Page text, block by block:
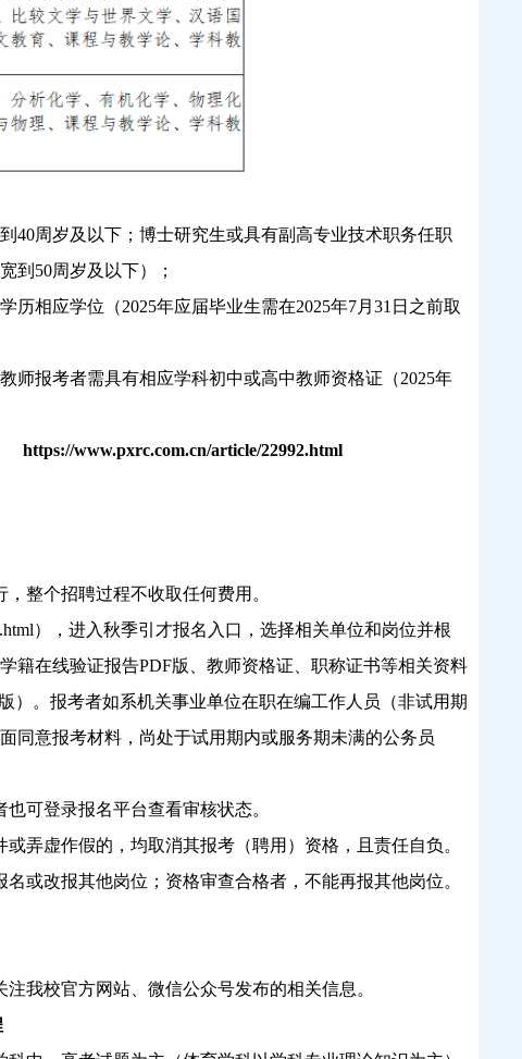
40周岁及以下；博士研究生或具有副高专业技术职务任职
到50周岁及以下）；
相应学位（2025年应届毕业生需在2025年7月31日之前取
报考者需具有相应学科初中或高中教师资格证（2025年
https://www.pxrc.com.cn/article/22992.html
整个招聘过程不收取任何费用。
），进入秋季引才报名入口，选择相关单位和岗位并根
籍在线验证报告PDF版、教师资格证、职称证书等相关资料
）。报考者如系机关事业单位在职在编工作人员（非试用期
同意报考材料，尚处于试用期内或服务期未满的公务员
可登录报名平台查看审核状态。
弄虚作假的，均取消其报考（聘用）资格，且责任自负。
或改报其他岗位；资格审查合格者，不能再报其他岗位。
我校官方网站、微信公众号发布的相关信息。